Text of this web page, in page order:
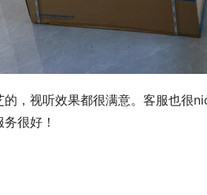
，视听效果都很满意。客服也很
很好！